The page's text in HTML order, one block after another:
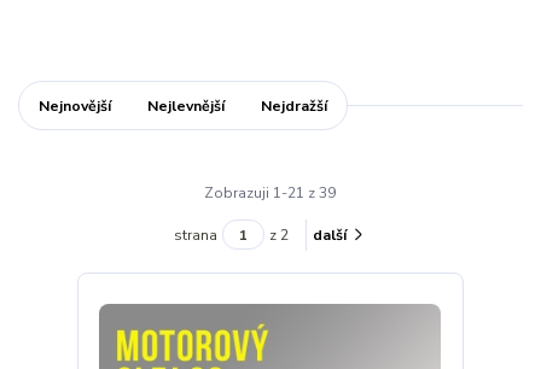
Nejnovější Nejlevnější Nejdražší
Zobrazuji 1-21 z 39
strana z 2 další